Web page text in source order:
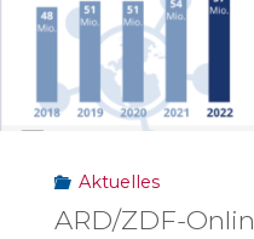
Preis
Aktuelles
ARD/ZDF-